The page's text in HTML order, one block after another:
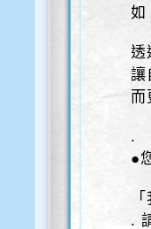
如
透
讓
而
.
●
.